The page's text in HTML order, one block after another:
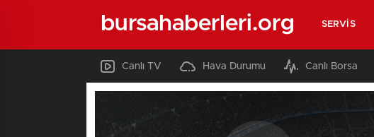
bursahaberleri.org SERVIS
Canlı TV Hava Durumu Canlı Borsa